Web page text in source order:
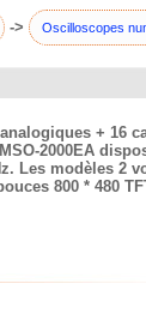
-> Oscilloscopes
+ 16
2000EA
Les modèles
800 * 480